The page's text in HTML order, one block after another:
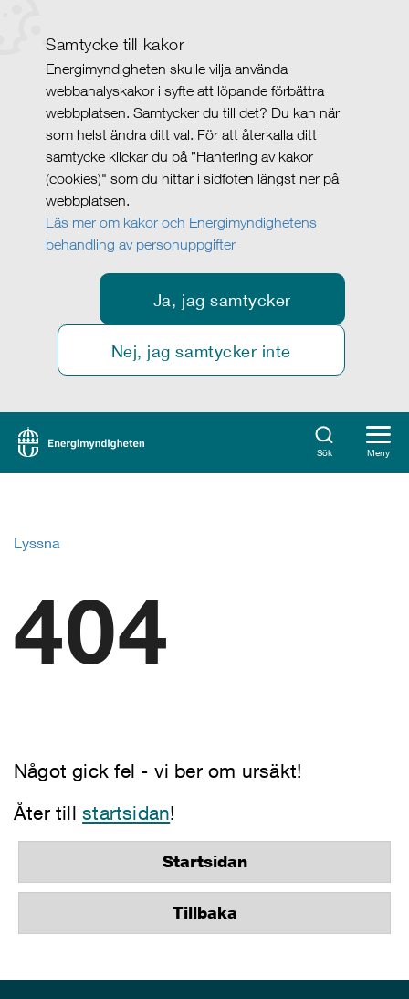
Samtycke till kakor
Energimyndigheten skulle vilja använda
webbanalyskakor i syfte att löpande förbättra
webbplatsen. Samtycker du till det? Du kan när
som helst ändra ditt val. För att återkalla ditt
samtycke klickar du på ”Hantering av kakor
(cookies)" som du hittar i sidfoten längst ner på
webbplatsen.
Läs mer om kakor och Energimyndighetens
behandling av personuppgifter
Ja, jag samtycker
Nej, jag samtycker inte
Sök Meny
Lyssna
404
Något gick fel - vi ber om ursäkt!
Åter tillstartsidan!
Startsidan
Tillbaka